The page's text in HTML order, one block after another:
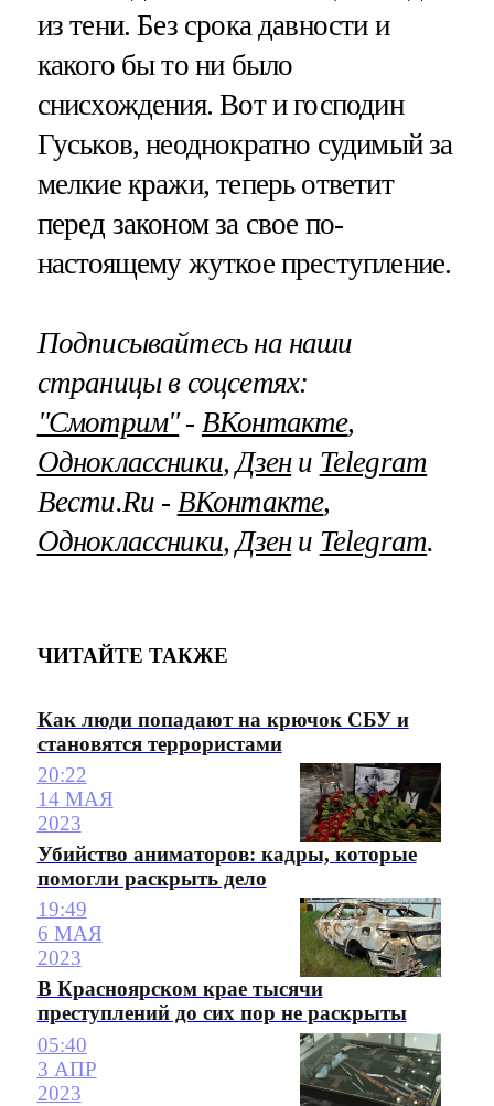
из тени. Без срока давности и
какого бы то ни было
снисхождения. Вот и господин
Гуськов, неоднократно судимый за
мелкие кражи, теперь ответит
перед законом за свое по-
настоящему жуткое преступление.
Подписывайтесь на наши
страницы в соцсетях:
"Смотрим"‐ ВКонтакте,
Одноклассники, Дзени Telegram
Вести.Ru ‐ ВКонтакте,
Одноклассники, Дзени Telegram.
ЧИТАЙТЕ ТАКЖЕ
Как люди попадают на крючок СБУ и
становятся террористами
20:22
14 МАЯ
2023
Убийство аниматоров: кадры, которые
помогли раскрыть дело
19:49
6 МАЯ
2023
В Красноярском крае тысячи
преступлений до сих пор не раскрыты
05:40
3 АПР
2023